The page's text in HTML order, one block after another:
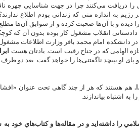
را دریافت می‌کنند چرا در جهت شناسایی
به اندازه منی که زندانی بودم اطلاع
را دیده و با آن‌ها صحبت کرده و از سوابق آن‌ها
انقلاب مشغول کار بوده بدون آن که
دانشکده امام محمد باقر وزارت اطلاعات
الهامی که در جناح رقیب است. یادتان هست
و پای او بپیچد ناگفتنی‌ها را خواهد گفت. بعد دو
هم هستند که هر از چند گاهی تحت عنوان
اشتباه بیاندازند.
را داشته‌ايد و در مقاله‌ها و كتاب‌هاي خود